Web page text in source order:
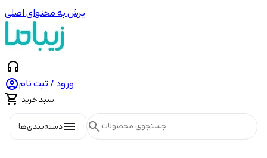
پرش به محتوای اصلی
headphones
ورود / ثبت نام
 سبد خرید
menuدسته‌بندی‌ها search